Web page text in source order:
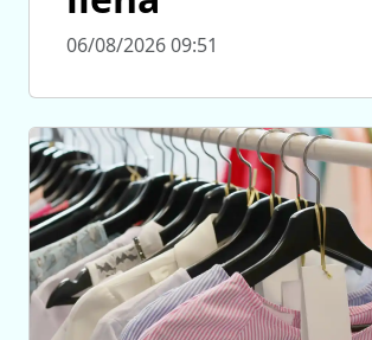
06/08/2026 09:51